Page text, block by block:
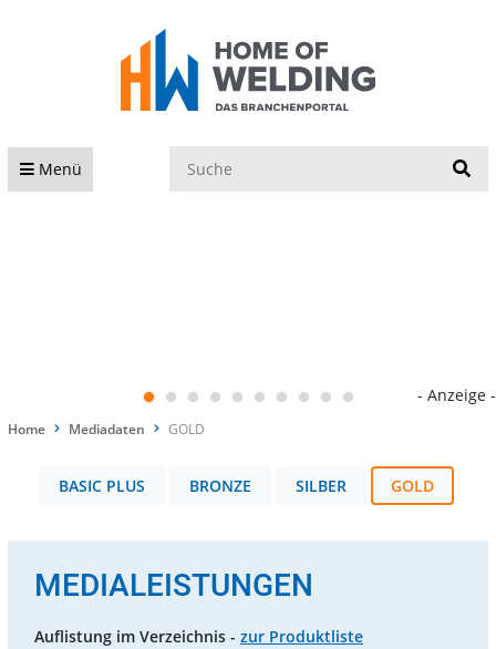
Menü
- Anzeige -
Home Mediadaten GOLD
BASIC PLUS BRONZE SILBER GOLD
MEDIALEISTUNGEN
Auflistung im Verzeichnis - zur Produktliste